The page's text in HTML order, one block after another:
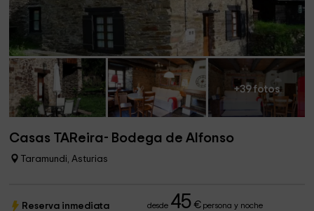
+39 fotos
Casas TAReira- Bodega de Alfonso
Taramundi, Asturias
Reserva inmediata desde 45 €persona y noche